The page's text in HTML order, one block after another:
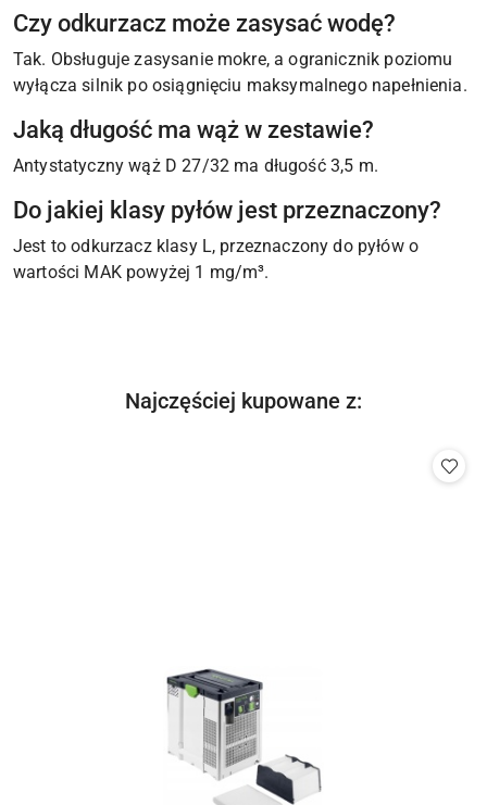
Czy odkurzacz może zasysać wodę?
Tak. Obsługuje zasysanie mokre, a ogranicznik poziomu
wyłącza silnik po osiągnięciu maksymalnego napełnienia.
Jaką długość ma wąż w zestawie?
Antystatyczny wąż D 27/32 ma długość 3,5 m.
Do jakiej klasy pyłów jest przeznaczony?
Jest to odkurzacz klasy L, przeznaczony do pyłów o
wartości MAK powyżej 1 mg/m³.
Pomiń karuzelę produktów
Produkty
Najczęściej kupowane z: